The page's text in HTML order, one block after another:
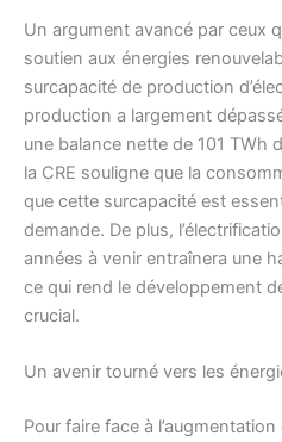
Un argument avancé par ceux
soutien aux énergies
surcapacité de production
production a largement
une balance nette de 101 TWh
la CRE souligne que la
que cette surcapacité est
demande. De plus,
années à venir entraînera une
ce qui rend le développement
crucial.
Un avenir tourné vers les
Pour faire face à